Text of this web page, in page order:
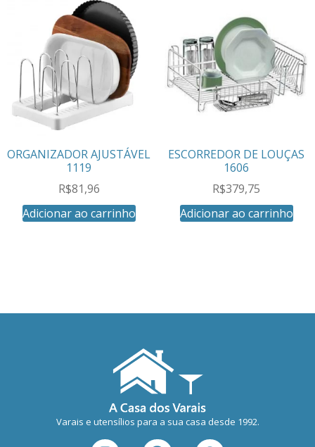
ORGANIZADOR AJUSTÁVEL
1119
R$81,96
Adicionar ao carrinho
ESCORREDOR DE LOUÇAS
1606
R$379,75
Adicionar ao carrinho
Varais e utensílios para a sua casa desde 1992.